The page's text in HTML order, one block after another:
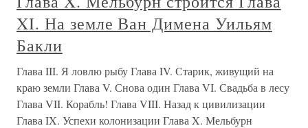
XI. На земле Ван Димена Уильям
Бакли
Глава III. Я ловлю рыбу Глава IV. Старик, живущий на
краю земли Глава V. Снова один Глава VI. Свадьба в лесу
Глава VII. Корабль! Глава VIII. Назад к цивилизации
Глава IX. Успехи колонизации Глава X. Мельбурн